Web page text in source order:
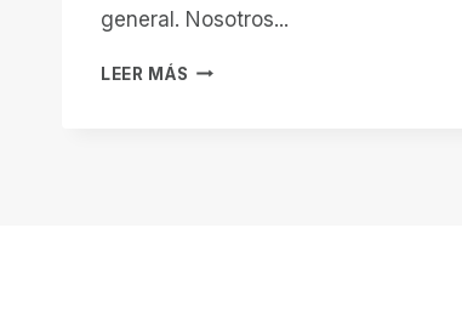
general. Nosotros...
LEER MÁS DIVERSIÓN